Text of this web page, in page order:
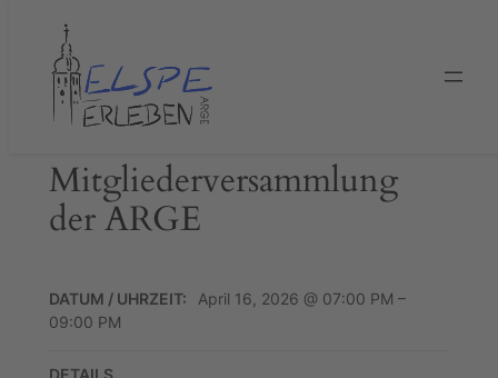
springen
Mitgliederversammlung
der ARGE
DATUM / UHRZEIT:
April 16, 2026 @ 07:00 PM –
09:00 PM
DETAILS